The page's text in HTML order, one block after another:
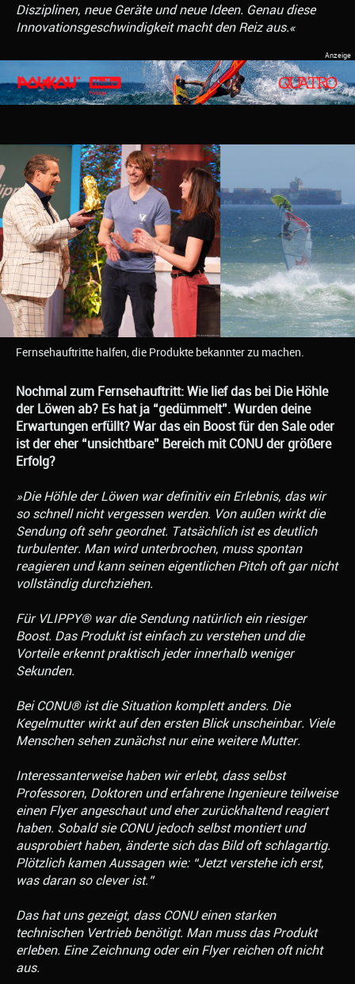
Disziplinen, neue Geräte und neue Ideen. Genau diese
Innovationsgeschwindigkeit macht den Reiz aus.«
Fernsehauftritte halfen, die Produkte bekannter zu machen.
Nochmal zum Fernsehauftritt: Wie lief das bei Die Höhle
der Löwen ab? Es hat ja “gedümmelt”. Wurden deine
Erwartungen erfüllt? War das ein Boost für den Sale oder
ist der eher “unsichtbare” Bereich mit CONU der größere
Erfolg?
»Die Höhle der Löwen war definitiv ein Erlebnis, das wir
so schnell nicht vergessen werden. Von außen wirkt die
Sendung oft sehr geordnet. Tatsächlich ist es deutlich
turbulenter. Man wird unterbrochen, muss spontan
reagieren und kann seinen eigentlichen Pitch oft gar nicht
vollständig durchziehen.
Für VLIPPY® war die Sendung natürlich ein riesiger
Boost. Das Produkt ist einfach zu verstehen und die
Vorteile erkennt praktisch jeder innerhalb weniger
Sekunden.
Bei CONU® ist die Situation komplett anders. Die
Kegelmutter wirkt auf den ersten Blick unscheinbar. Viele
Menschen sehen zunächst nur eine weitere Mutter.
Interessanterweise haben wir erlebt, dass selbst
Professoren, Doktoren und erfahrene Ingenieure teilweise
einen Flyer angeschaut und eher zurückhaltend reagiert
haben. Sobald sie CONU jedoch selbst montiert und
ausprobiert haben, änderte sich das Bild oft schlagartig.
Plötzlich kamen Aussagen wie: “Jetzt verstehe ich erst,
was daran so clever ist.”
Das hat uns gezeigt, dass CONU einen starken
technischen Vertrieb benötigt. Man muss das Produkt
erleben. Eine Zeichnung oder ein Flyer reichen oft nicht
aus.